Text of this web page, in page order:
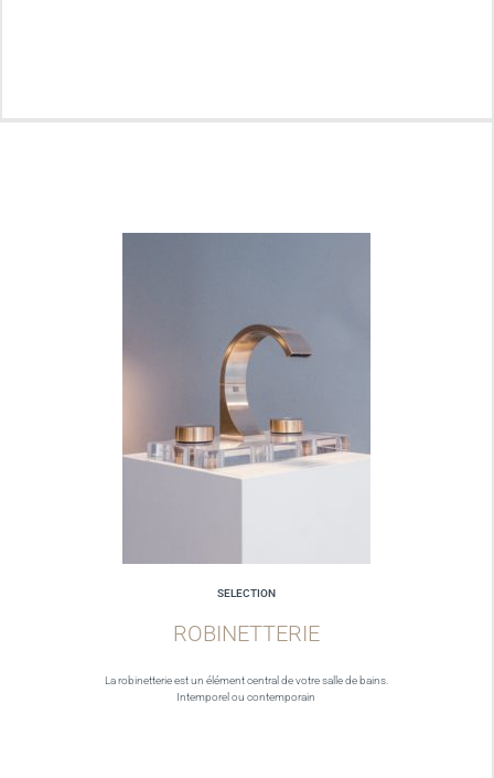
SELECTION
ROBINETTERIE
La robinetterie est un élément central de votre salle de bains.
Intemporel ou contemporain